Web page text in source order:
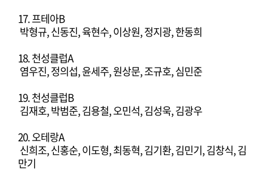
17. 프테아B
박형규, 신동진, 육현수, 이상원, 정지광, 한동희
18. 천성클럽A
염우진, 정의섭, 윤세주, 원상문, 조규호, 심민준
19. 천성클럽B
김재호, 박범준, 김용철, 오민석, 김성욱, 김광우
20. 오테랑A
신희조, 신홍순, 이도형, 최동혁, 김기환, 김민기, 김창식, 김
만기